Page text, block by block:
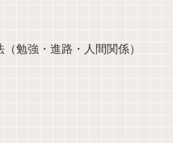
勉強・進路・人間関係）